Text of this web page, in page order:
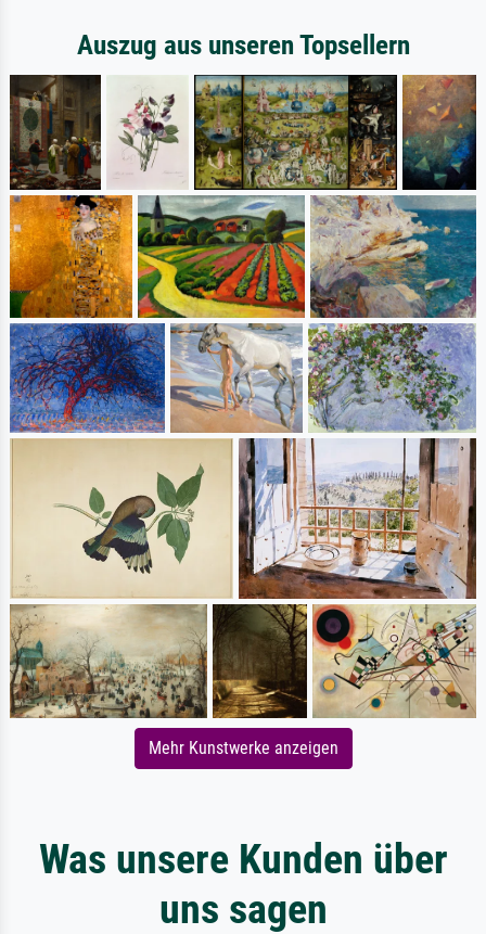
Auszug aus unseren Topsellern
Mehr Kunstwerke anzeigen
Was unsere Kunden über
uns sagen